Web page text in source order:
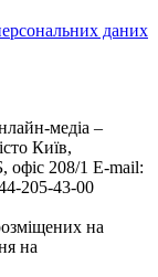
даних
медіа –
Київ,
208/1 E-mail:
205-43-00
на
на